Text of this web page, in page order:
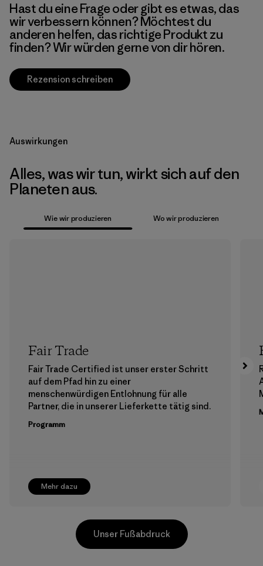
Hast du eine Frage oder gibt es etwas, das
wir verbessern können? Möchtest du
anderen helfen, das richtige Produkt zu
finden? Wir würden gerne von dir hören.
Rezension schreiben
Auswirkungen
Alles, was wir tun, wirkt sich auf den
Planeten aus.
Wie wir produzieren Wo wir produzieren
Mehr dazu
Fair Trade
Fair Trade Certified ist unser erster Schritt
auf dem Pfad hin zu einer
menschenwürdigen Entlohnung für alle
Partner, die in unserer Lieferkette tätig sind.
Programm
Unser Fußabdruck